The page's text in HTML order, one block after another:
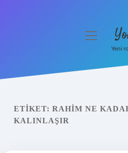
Yasal Uyarı
menüyü
Yeni
ETIKET: RAHIM NE
KALINLAŞIR